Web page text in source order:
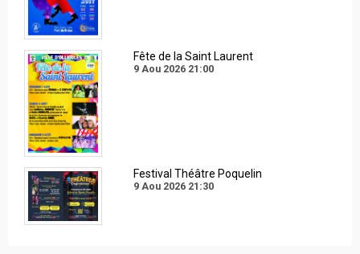
Fête de la Saint Laurent
9 Aou 2026 21:00
Festival Théâtre Poquelin
9 Aou 2026 21:30